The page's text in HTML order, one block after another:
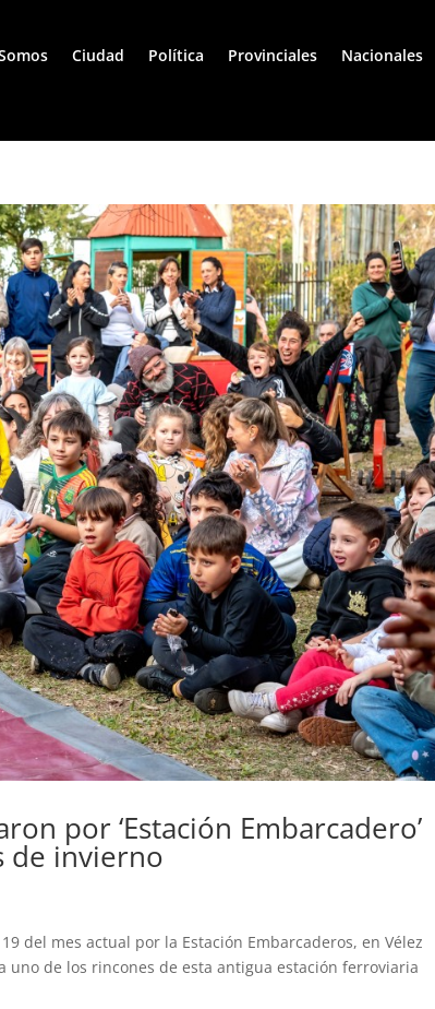
Ciudad Política Provinciales Nacionales
por ‘Estación Embarcadero’
de invierno
del mes actual por la Estación Embarcaderos, en Vélez
de los rincones de esta antigua estación ferroviaria